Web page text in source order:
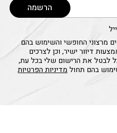
הרשמה
מרצוני החופשי והשימוש בהם
דיוור ישיר, וכן לצרכים
לבטל את הרישום שלי בכל עת,
בהם תחולמדיניות הפרטיות